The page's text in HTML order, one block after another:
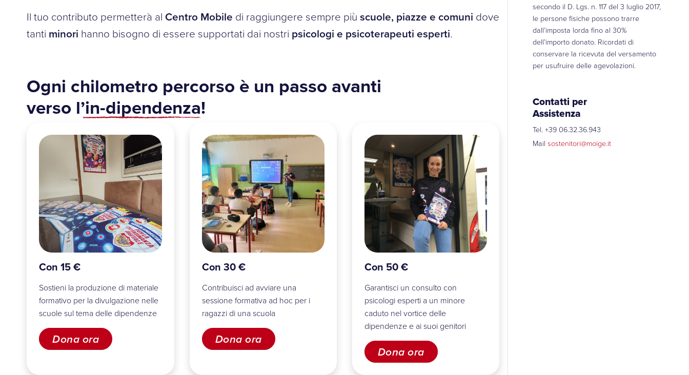
Il tuo contributo permetterà al Centro Mobile di raggiungere sempre più scuole, piazze e comuni dove
tanti minori hanno bisogno di essere supportati dai nostri psicologi e psicoterapeuti esperti.
Ogni chilometro percorso è un passo avanti
verso l’in-dipendenza!
Con 15 €
Sostieni la produzione di materiale
formativo per la divulgazione nelle
scuole sul tema delle dipendenze
Dona ora
Con 30 €
Contribuisci ad avviare una
sessione formativa ad hoc per i
ragazzi di una scuola
Dona ora
Con 50 €
Garantisci un consulto con
psicologi esperti a un minore
caduto nel vortice delle
dipendenze e ai suoi genitori
Dona ora
secondo il D. Lgs. n. 117 del 3 luglio 2017,
le persone fisiche possono trarre
dall’imposta lorda fino al 30%
dell’importo donato. Ricordati di
conservare la ricevuta del versamento
per usufruire delle agevolazioni.
Contatti per
Assistenza
Tel. +39 06.32.36.943
Mail sostenitori@moige.it